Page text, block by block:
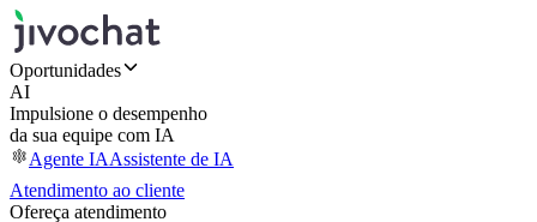
Oportunidades
AI
Impulsione o desempenho
da sua equipe com IA
Agente IAAssistente de IA
Atendimento ao cliente
Ofereça atendimento